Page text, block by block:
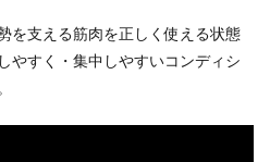
を支える筋肉を正しく使える状態
やすく・集中しやすいコンディシ